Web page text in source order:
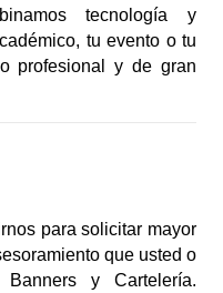
tecnología y
tu evento o tu
profesional y de gran
para solicitar mayor
que usted o
y Cartelería.